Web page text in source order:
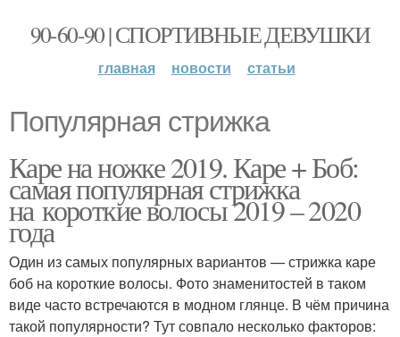
90-60-90 | СПОРТИВНЫЕ ДЕВУШКИ
главная новости статьи
Популярная стрижка
Каре на ножке 2019. Каре + Боб:
самая популярная стрижка
на короткие волосы 2019 – 2020
года
Один из самых популярных вариантов — стрижка каре
боб на короткие волосы. Фото знаменитостей в таком
виде часто встречаются в модном глянце. В чём причина
такой популярности? Тут совпало несколько факторов: